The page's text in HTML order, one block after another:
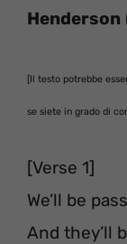
Henderson
[Il testo potrebbe
se siete in grado di
[Verse 1]
We’ll be
And they’ll